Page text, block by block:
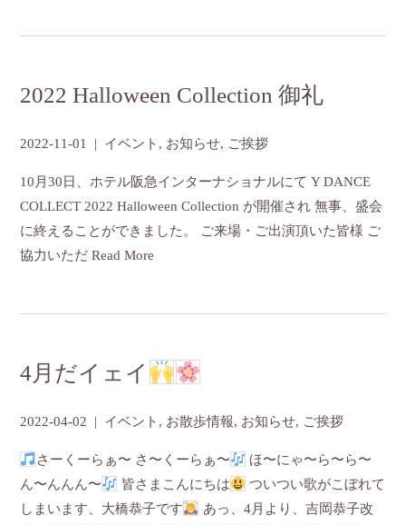
2022 Halloween Collection 御礼
2022-11-01 | イベント , お知らせ, ご挨拶
10月30日、ホテル阪急インターナショナルにて Y DANCE
COLLECT 2022 Halloween Collection が開催され 無事、盛会
に終えることができました。 ご来場・ご出演頂いた皆様 ご
協力いただRead More
4月だイェイ
2022-04-02 | イベント , お散歩情報, お知らせ, ご挨拶
さーくーらぁ〜 さ〜くーらぁ〜
ほ〜にゃ〜ら〜ら〜
ん〜んんん〜
皆さまこんにちは
ついつい歌がこぼれて
しまいます、大橋恭子です
あっ、4月より、吉岡恭子改